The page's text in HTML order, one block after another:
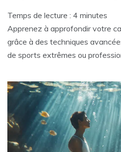
Temps de lecture : 4 minutes
Apprenez à approfondir votre
grâce à des techniques
de sports extrêmes ou